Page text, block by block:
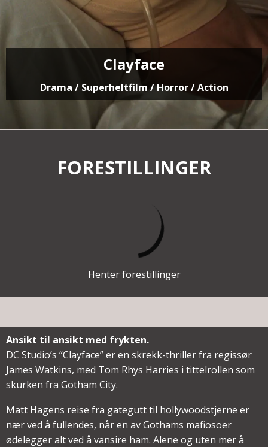
Clayface
Drama / Superheltfilm / Horror / Action
FORESTILLINGER
Henter forestillinger
Ansikt til ansikt med frykten.
DC Studio’s “Clayface” er en skrekk-thriller fra regissør
James Watkins, med Tom Rhys Harries i tittelrollen som
skurken fra Gotham City.
Matt Hagens reise fra gategutt til hollywoodstjerne er
nær ved å fullendes, når en av Gothams mafiosoer
ødelegger alt ved å vansire ham. Alene og uten mer å